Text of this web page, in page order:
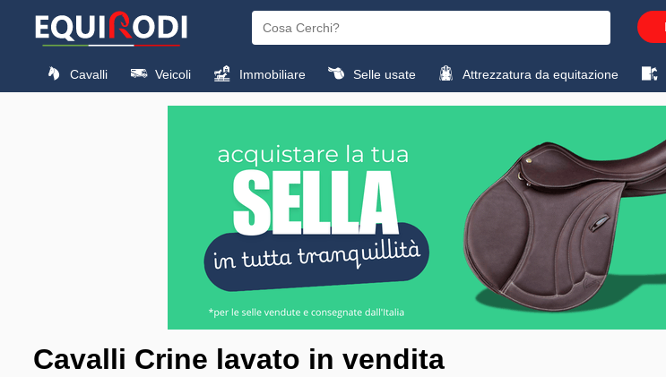
Cavalli Veicoli Immobiliare Selle usate Attrezzatura da equitazione
Cavalli Crine lavato in vendita